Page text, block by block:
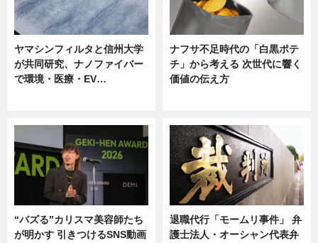
ヤマシンフィルタと信州大学
が共同研究、ナノファイバー
で環境・医療・EV…
ナフサ不足時代の「白黒ポテ
チ」から考える 次世代に響く
価値の伝え方
“バズる”カリスマ美容師たち
が明かす 引きつけるSNS動画
退職代行「モームリ事件」 弁
護士法人・オーシャン代表弁